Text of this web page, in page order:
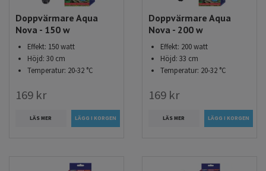
Doppvärmare Aqua
Nova - 150 w
Effekt: 150 watt
Höjd: 30 cm
Temperatur: 20-32 °C
169 kr
LÄS MER
Doppvärmare Aqua
Nova - 200 w
Effekt: 200 watt
Höjd: 33 cm
Temperatur: 20-32 °C
169 kr
LÄS MER